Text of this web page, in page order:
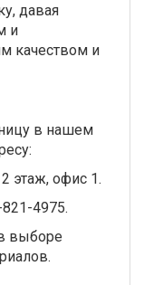
давая
и
качеством и
в нашем
этаж, офис 1.
4975.
выборе